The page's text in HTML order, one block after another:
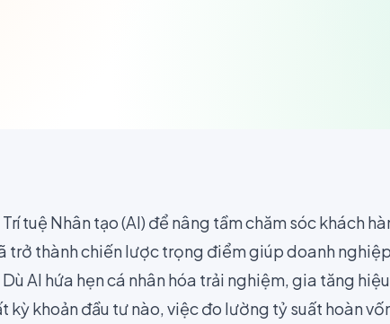
tuệ Nhân tạo (AI) để nâng tầm chăm sóc khách
trở thành chiến lược trọng điểm giúp doanh
AI hứa hẹn cá nhân hóa trải nghiệm, gia tăng
kỳ khoản đầu tư nào, việc đo lường tỷ suất hoàn